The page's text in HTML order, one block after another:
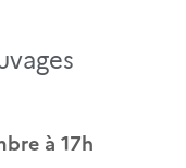
à 17h